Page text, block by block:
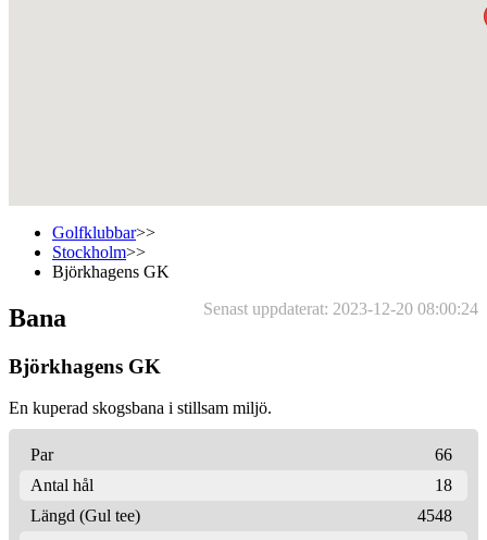
Golfklubbar>>
Stockholm>>
Björkhagens GK
Senast uppdaterat: 2023-12-20 08:00:24
Bana
Björkhagens GK
En kuperad skogsbana i stillsam miljö.
Par
66
Antal hål
18
Längd (Gul tee)
4548